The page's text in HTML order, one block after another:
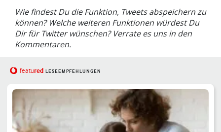
Wie findest Du die Funktion, Tweets abspeichern zu
können? Welche weiteren Funktionen würdest Du
Dir für Twitter wünschen? Verrate es uns in den
Kommentaren.
featured LESEEMPFEHLUNGEN